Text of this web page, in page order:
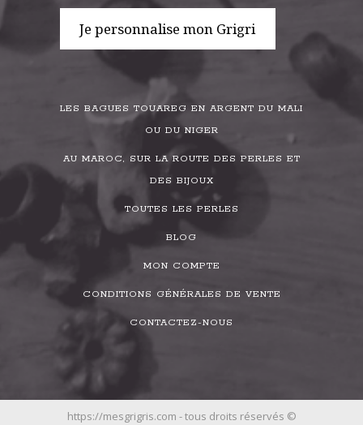
Je personnalise mon Grigri
LES BAGUES TOUAREG EN ARGENT DU MALI
OU DU NIGER
AU MAROC, SUR LA ROUTE DES PERLES ET
DES BIJOUX
TOUTES LES PERLES
BLOG
MON COMPTE
CONDITIONS GÉNÉRALES DE VENTE
CONTACTEZ-NOUS
https://mesgrigris.com - tous droits réservés ©